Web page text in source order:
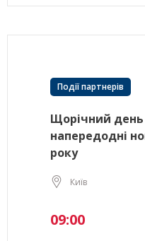
Події партнерів
Щорічний
напередодні
року
Київ
09:00